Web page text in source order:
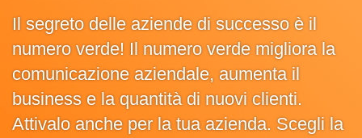
Il segreto delle aziende di successo è il
numero verde! Il numero verde migliora la
comunicazione aziendale, aumenta il
business e la quantità di nuovi clienti.
Attivalo anche per la tua azienda. Scegli la